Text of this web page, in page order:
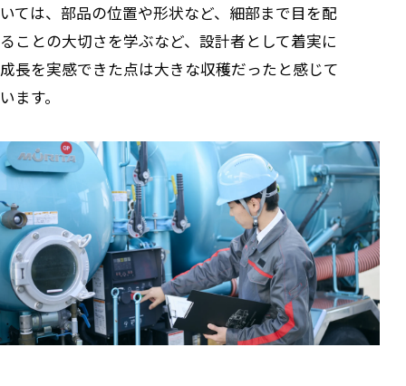
いては、部品の位置や形状など、細部まで目を配
ることの大切さを学ぶなど、設計者として着実に
成長を実感できた点は大きな収穫だったと感じて
います。